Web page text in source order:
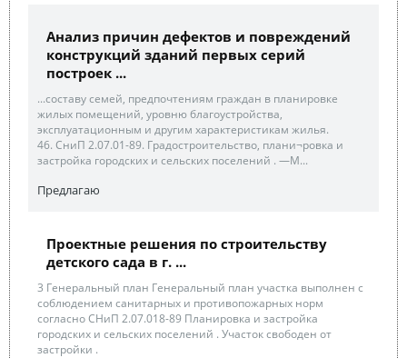
Анализ причин дефектов и повреждений
конструкций зданий первых серий
построек ...
...составу семей, предпочтениям граждан в планировке
жилых помещений, уровню благоустройства,
эксплуатационным и другим характеристикам жилья.
46. СниП 2.07.01-89. Градостроительство, плани¬ровка и
застройка городских и сельских поселений . —М...
Предлагаю
Проектные решения по строительству
детского сада в г. ...
3 Генеральный план Генеральный план участка выполнен с
соблюдением санитарных и противопожарных норм
согласно СНиП 2.07.018-89 Планировка и застройка
городских и сельских поселений . Участок свободен от
застройки .